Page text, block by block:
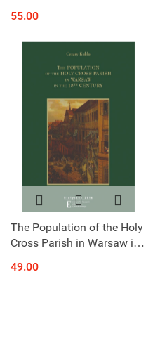
Podlasie - on the
Development of Białystok
55.00
The Population of the Holy
Cross Parish in Warsaw in
49.00